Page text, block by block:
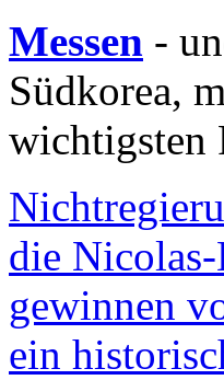
Messen -
Südkorea,
wichtigsten
die
gewinnen
ein